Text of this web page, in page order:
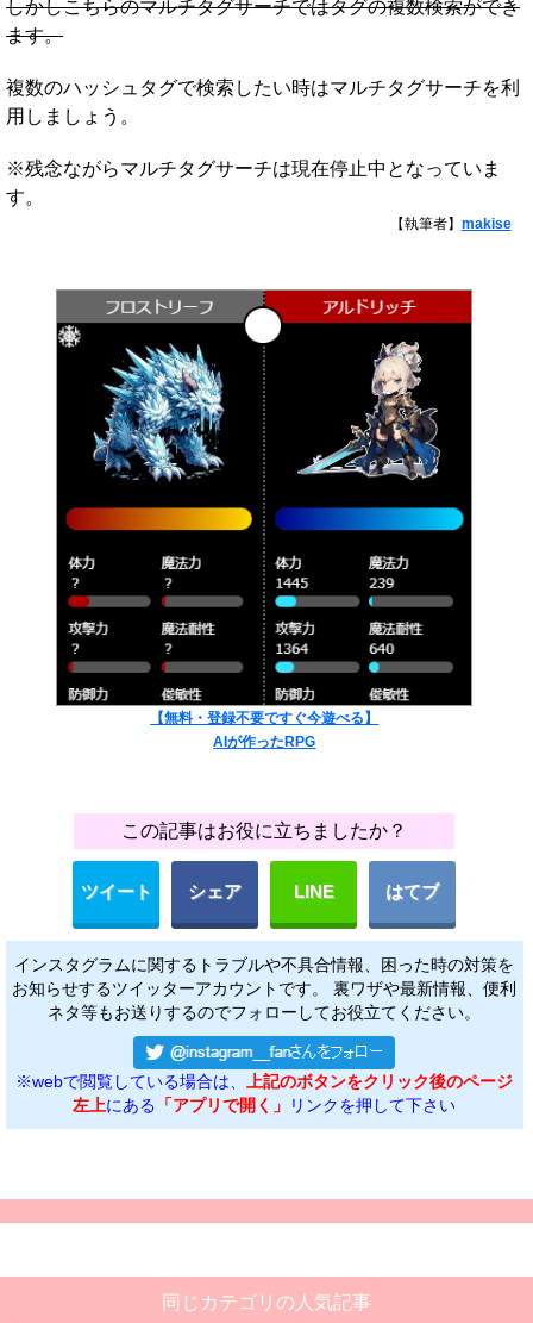
しかしこちらのマルチタグサーチではタグの複数検索ができ
ます。
複数のハッシュタグで検索したい時はマルチタグサーチを利
用しましょう。
※残念ながらマルチタグサーチは現在停止中となっていま
す。
【執筆者】 makise
【無料・登録不要ですぐ今遊べる】
AIが作ったRPG
この記事はお役に立ちましたか？
ツイート シェア LINE はてブ
インスタグラムに関するトラブルや不具合情報、困った時の対策を
お知らせするツイッターアカウントです。 裏ワザや最新情報、便利
ネタ等もお送りするのでフォローしてお役立てください。
※webで閲覧している場合は、
上記のボタンをクリック後のページ
左上にある 「アプリで開く」 リンクを押して下さい
同じカテゴリの人気記事